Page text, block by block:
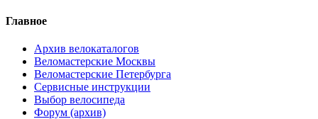
Главное
Архив велокаталогов
Веломастерские Москвы
Веломастерские Петербурга
Сервисные инструкции
Выбор велосипеда
Форум (архив)